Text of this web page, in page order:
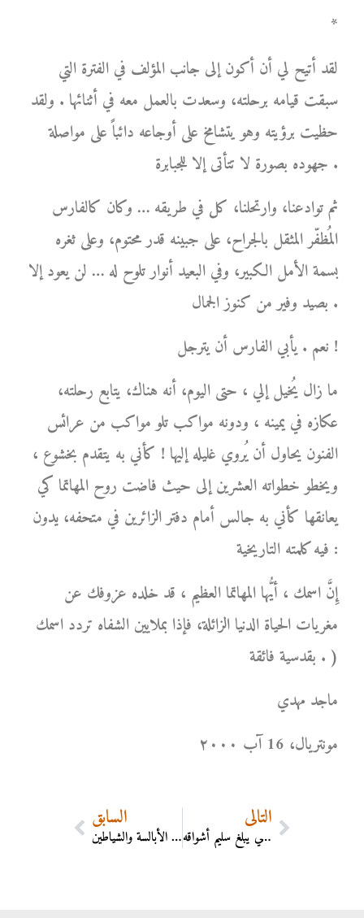
*
لقد أتيح لي أن أكون إلى جانب المؤلف في الفترة التي
سبقت قيامه برحلته، وسعدت بالعمل معه في أثنائها . ولقد
حظيت برؤيته وهو يتشامخ على أوجاعه دائباً على مواصلة
جهوده بصورة لا تتأتى إلا للجبابرة .
ثم توادعنا، وارتحلنا، كل في طريقه … وكان كالفارس
المُظفّر المثقل بالجراح، على جبينه قدر محتوم، وعلى ثغره
بسمة الأمل الكبير، وفي البعيد أنوار تلوح له … لن يعود إلا
بصيد وفير من كنوز الجمال .
نعم . يأبي الفارس أن يترجل !
ما زال يُخيل إلي ، حتى اليوم، أنه هناك، يتابع رحلته،
عكازه في يمينه ، ودونه مواكب تلو مواكب من عرائس
الفنون يحاول أن يُروي غليله إليها ! كأني به يتقدم بخشوع ،
ويخطو خطواته العشرين إلى حيث فاضت روح المهاتما كي
يعانقها كأني به جالس أمام دفتر الزائرين في متحفه، يدون
فيه كلمته التاريخية :
إِنَّ اسمك ، أيُّها المهاتما العظيم ، قد خلده عزوفك عن
مغريات الحياة الدنيا الزائلة، فإذا بملايين الشفاه تردد اسمك
بقدسية فائقة . )
ماجد مهدي
مونتریال، 16 آب ۲۰۰۰
السابق
دنيا الأبالسة والشياطين
التالي
عليّ في الأعالي يبلغ سليم أشواقه